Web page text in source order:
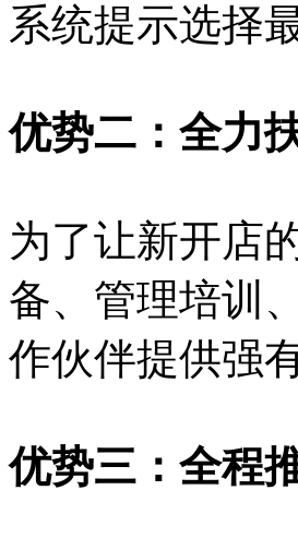
系统提示选择
优势二：全力
为了让新开店
备、管理培训
作伙伴提供强
优势三：全程